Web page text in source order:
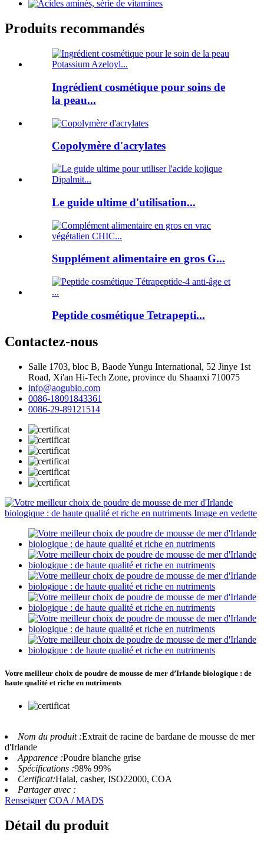
Produits recommandés
Ingrédient cosmétique pour soins de
la peau...
Copolymère d'acrylates
Le guide ultime d'utilisation...
Supplément alimentaire en gros G...
Peptide cosmétique Tetrapepti...
Contactez-nous
Salle 1703, bloc B, Baode Yungu International, 52 Jinye 1st
Road, Xi'an Hi-Tech Zone, province du Shaanxi 710075
info@aogubio.com
0086-18091843361
0086-29-89121514
Votre meilleur choix de poudre de mousse de mer d’Irlande biologique : de
haute qualité et riche en nutriments
Nom du produit :Extrait de racine de bardane de mousse de mer
d'Irlande
Apparence :Poudre blanche grise
Spécifications :98% 99%
Certificat:Halal, casher, ISO22000, COA
Partager avec :
Renseigner COA / MADS
Détail du produit